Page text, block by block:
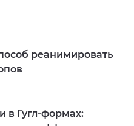
реанимировать
в Гугл-формах: